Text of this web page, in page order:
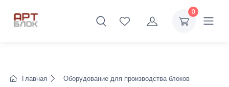
0
Главная Оборудование для производства блоков